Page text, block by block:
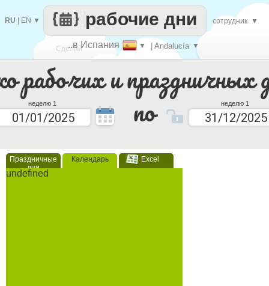
рабочих и праздничных
неделю 1 по неделю 1
Праздничные
дни
Календарь Excel
undefined
Сделай
каждый
..в Испания ▼ | Andalucía ▼
рабочие дни
RU EN ▼ сотрудник ▼